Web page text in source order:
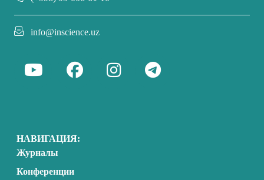
info@inscience.uz
НАВИГАЦИЯ:
Журналы
Конференции